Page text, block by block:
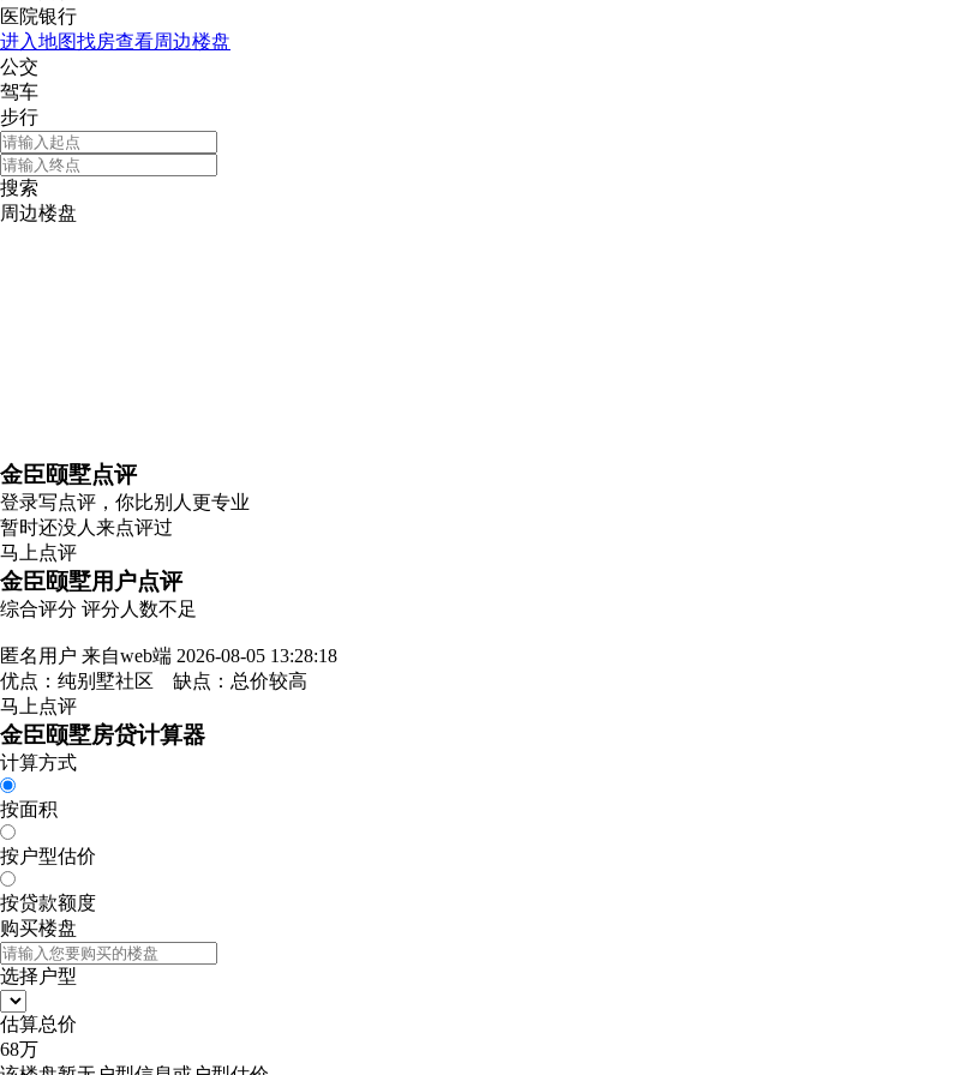
医院银行
进入地图找房查看周边楼盘
公交
驾车
步行
搜索
周边楼盘
金臣颐墅点评
登录写点评，你比别人更专业
暂时还没人来点评过
马上点评
金臣颐墅用户点评
综合评分 评分人数不足
匿名用户 来自web端 2026-08-05 13:28:18
优点：纯别墅社区 缺点：总价较高
马上点评
金臣颐墅房贷计算器
计算方式
按面积
按户型估价
按贷款额度
购买楼盘
选择户型
估算总价
68万